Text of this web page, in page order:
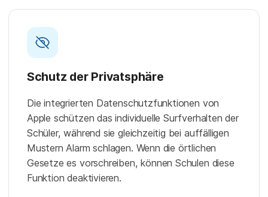
Schutz der Privatsphäre
Die integrierten Datenschutzfunktionen von
Apple schützen das individuelle Surfverhalten der
Schüler, während sie gleichzeitig bei auffälligen
Mustern Alarm schlagen. Wenn die örtlichen
Gesetze es vorschreiben, können Schulen diese
Funktion deaktivieren.